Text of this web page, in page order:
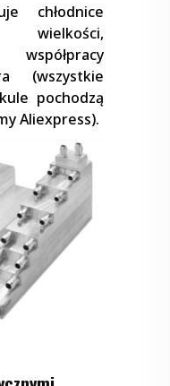
chłodnice
wielkości,
(wszystkie
pochodzą
Aliexpress).